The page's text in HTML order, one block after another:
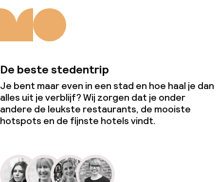
De beste stedentrip
Je bent maar even in een stad en hoe haal je dan
alles uit je verblijf? Wij zorgen dat je onder
andere de leukste restaurants, de mooiste
hotspots en de fijnste hotels vindt.